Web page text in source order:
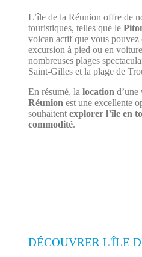
L’île de la Réunion offre de
touristiques, telles que le
volcan actif que vous pouvez
excursion à pied ou en
nombreuses plages
Saint-Gilles et la plage de
En résumé, la location d’une
Réunion est une excellente
souhaitent explorer l’île en
commodité.
DÉCOUVRER L'ÎLE